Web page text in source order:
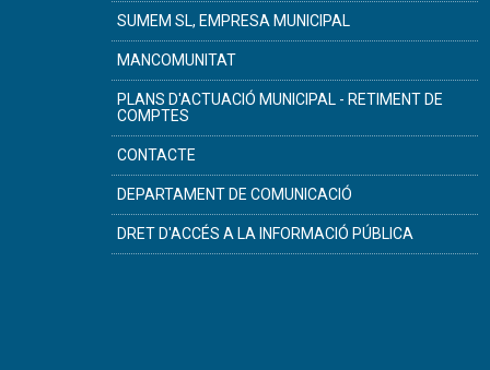
SUMEM SL, EMPRESA MUNICIPAL
MANCOMUNITAT
PLANS D'ACTUACIÓ MUNICIPAL - RETIMENT DE
COMPTES
CONTACTE
DEPARTAMENT DE COMUNICACIÓ
DRET D'ACCÉS A LA INFORMACIÓ PÚBLICA